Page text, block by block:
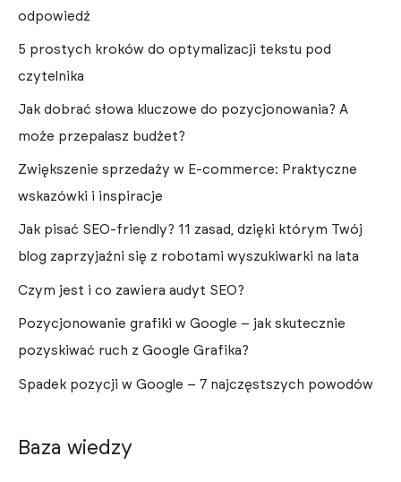
odpowiedź
5 prostych kroków do optymalizacji tekstu pod
czytelnika
Jak dobrać słowa kluczowe do pozycjonowania? A
może przepalasz budżet?
Zwiększenie sprzedaży w E-commerce: Praktyczne
wskazówki i inspiracje
Jak pisać SEO-friendly? 11 zasad, dzięki którym Twój
blog zaprzyjaźni się z robotami wyszukiwarki na lata
Czym jest i co zawiera audyt SEO?
Pozycjonowanie grafiki w Google – jak skutecznie
pozyskiwać ruch z Google Grafika?
Spadek pozycji w Google – 7 najczęstszych powodów
Baza wiedzy